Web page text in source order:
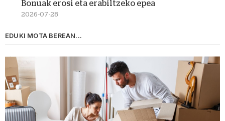
Bonuak erosi eta erabiltzeko epea
2026-07-28
EDUKI MOTA BEREAN...